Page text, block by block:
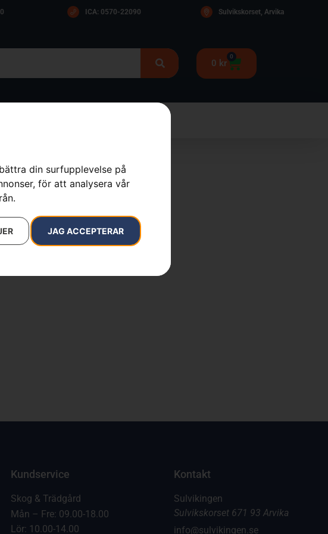
din surfupplevelse på
för att analysera vår
JAG ACCEPTERAR
ICA: 0570-22090 Sulvikskorset, Arvika
0 kr
0
Kundservice
Skog & Trädgård
Mån – Fre: 09.00-18.00
Lör: 10.00-14.00
Kontakt
Sulvikingen
Sulvikskorset 671 93 Arvika
info@sulvikingen.se